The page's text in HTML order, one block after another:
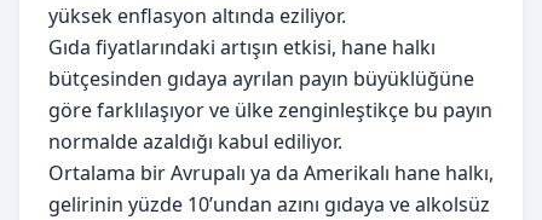
yüksek enflasyon altında eziliyor.
Gıda fiyatlarındaki artışın etkisi, hane halkı
bütçesinden gıdaya ayrılan payın büyüklüğüne
göre farklılaşıyor ve ülke zenginleştikçe bu payın
normalde azaldığı kabul ediliyor.
Ortalama bir Avrupalı ya da Amerikalı hane halkı,
gelirinin yüzde 10’undan azını gıdaya ve alkolsüz